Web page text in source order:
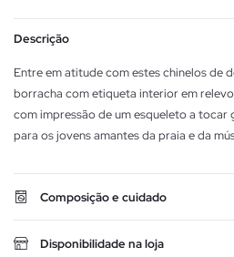
Descrição
Entre em atitude com estes chinelos de
borracha com etiqueta interior em
com impressão de um esqueleto a tocar
para os jovens amantes da praia e da
Composição e cuidado
Disponibilidade na loja